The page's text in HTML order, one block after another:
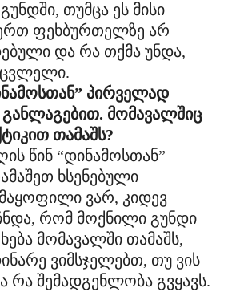
თუმცა ეს მისი
ერთ ფეხბურთელზე არ
და რა თქმა უნდა,
პირველად
განლაგებით. მომავალშიც
თამაშს?
წინ “დინამოსთან”
ხსენებული
ვარ, კიდევ
რომ მოქნილი გუნდი
მომავალში თამაშს,
ვიმსჯელებთ, თუ ვის
რა შემადგენლობა გვყავს.